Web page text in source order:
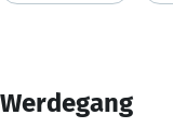
Werdegang